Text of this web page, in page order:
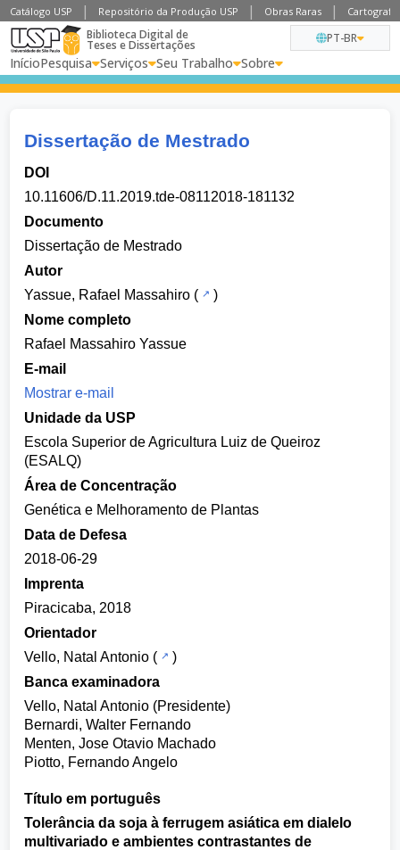
Catálogo USP Repositório da Produção USP Obras Raras
Biblioteca Digital de
Teses e Dissertações
InícioPesquisa Serviços Seu Trabalho Sobre
PT-BR
Dissertação de Mestrado
DOI
10.11606/D.11.2019.tde-08112018-181132
Documento
Dissertação de Mestrado
Autor
Yassue, Rafael Massahiro (
)
Nome completo
Rafael Massahiro Yassue
E-mail
Mostrar e-mail
Unidade da USP
Escola Superior de Agricultura Luiz de Queiroz
(ESALQ)
Área de Concentração
Genética e Melhoramento de Plantas
Data de Defesa
2018-06-29
Imprenta
Piracicaba, 2018
Orientador
Vello, Natal Antonio (
)
Banca examinadora
Vello, Natal Antonio (Presidente)
Bernardi, Walter Fernando
Menten, Jose Otavio Machado
Piotto, Fernando Angelo
Título em português
Tolerância da soja à ferrugem asiática em dialelo
multivariado e ambientes contrastantes de